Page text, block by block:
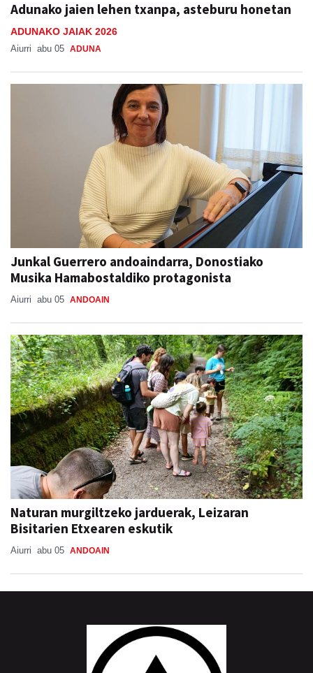
Adunako jaien lehen txanpa, asteburu honetan
ADUNAKO JAIAK 2026
Aiurri abu 05 ADUNA
Junkal Guerrero andoaindarra, Donostiako
Musika Hamabostaldiko protagonista
Aiurri abu 05 ANDOAIN
Naturan murgiltzeko jarduerak, Leizaran
Bisitarien Etxearen eskutik
Aiurri abu 05 ANDOAIN